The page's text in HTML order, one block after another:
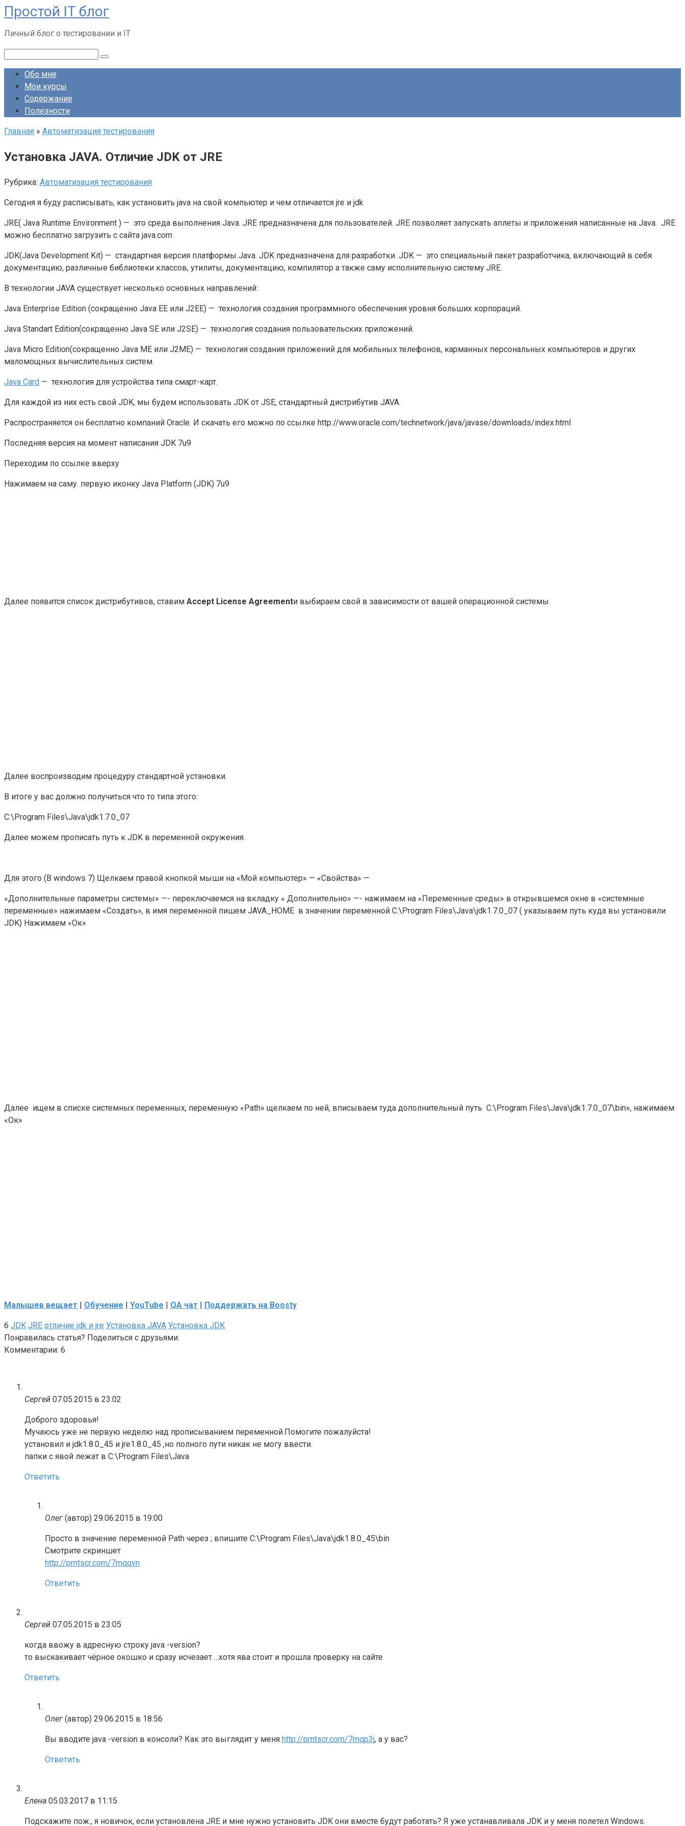
Перейти
к
контенту
Простой IT блог
Личный блог о тестировании и IT
Обо мне
Мои курсы
Содержание
Полезности
Главная » Автоматизация тестирования
Установка JAVA. Отличие JDK от JRE
Рубрика: Автоматизация тестирования
Сегодня я буду расписывать, как установить java на свой компьютер и чем отличается jre и jdk
JRE( Java Runtime Environment ) — это среда выполнения Java. JRE предназначена для пользователей. JRE позволяет запускать аплеты и приложения написанные на Java. JRE
можно бесплатно загрузить с сайта java.com
JDK(Java Development Kit) — стандартная версия платформы Java. JDK предназначена для разработки. JDK — это специальный пакет разработчика, включающий в себя
документацию, различные библиотеки классов, утилиты, документацию, компилятор а также саму исполнительную систему JRE.
В технологии JAVA существует несколько основных направлений:
Java Enterprise Edition (сокращенно Java EE или J2EE) — технология создания программного обеспечения уровня больших корпораций.
Java Standart Edition(сокращенно Java SE или J2SE) — технология создания пользовательских приложений.
Java Micro Edition(сокращенно Java ME или J2ME) — технология создания приложений для мобильных телефонов, карманных персональных компьютеров и других
маломощных вычислительных систем.
Java Card — технология для устройства типа смарт-карт.
Для каждой из них есть свой JDK, мы будем использовать JDK от JSE, стандартный дистрибутив JAVA.
Распространяется он бесплатно компаний Oracle. И скачать его можно по ссылке http://www.oracle.com/technetwork/java/javase/downloads/index.html
Последняя версия на момент написания JDK 7u9
Переходим по ссылке вверху
Нажимаем на саму. первую иконку Java Platform (JDK) 7u9
Далее появится список дистрибутивов, ставим Accept License Agreementи выбираем свой в зависимости от вашей операционной системы.
Далее воспроизводим процедуру стандартной установки.
В итоге у вас должно получиться что то типа этого:
C:\Program Files\Java\jdk1.7.0_07
Далее можем прописать путь к JDK в переменной окружения.
Для этого (В windows 7) Щелкаем правой кнопкой мыши на «Мой компьютер» — «Свойства» —
«Дополнительные параметры системы» —- переключаемся на вкладку « Дополнительно» —- нажимаем на «Переменные среды» в открывшемся окне в «системные
переменные» нажимаем «Создать», в имя переменной пишем JAVA_HOME в значении переменной C:\Program Files\Java\jdk1.7.0_07 ( указываем путь куда вы установили
JDK) Нажимаем «Ок»
Далее ищем в списке системных переменных, переменную «Path» щелкаем по ней, вписываем туда дополнительный путь C:\Program Files\Java\jdk1.7.0_07\bin», нажимаем
«Ок»
Малышев вещает | Обучение | YouTube | QA чат | Поддержать на Boosty
6 JDK JRE отличие jdk и jre Установка JAVA Установка JDK
Понравилась статья? Поделиться с друзьями:
Комментарии: 6
Сергей 07.05.2015 в 23:02
Доброго здоровья!
Мучаюсь уже не первую неделю над прописыванием переменной.Помогите пожалуйста!
установил и jdk1.8.0_45 и jre1.8.0_45 ,но полного пути никак не могу ввести.
папки с явой лежат в C:\Program Files\Java
Ответить
Олег (автор) 29.06.2015 в 19:00
Просто в значение переменной Path через ; впишите C:\Program Files\Java\jdk1.8.0_45\bin
Смотрите скриншет
http://prntscr.com/7mqqvn
Ответить
Сергей 07.05.2015 в 23:05
когда ввожу в адресную строку java -version?
то выскакивает чёрное окошко и сразу исчезает….хотя ява стоит и прошла проверку на сайте
Ответить
Олег (автор) 29.06.2015 в 18:56
Вы вводите java -version в консоли? Как это выглядит у меня http://prntscr.com/7mqp3j, а у вас?
Ответить
Елена 05.03.2017 в 11:15
Подскажите пож., я новичок, если установлена JRE и мне нужно установить JDK они вместе будут работать? Я уже устанавливала JDK и у меня полетел Windows.